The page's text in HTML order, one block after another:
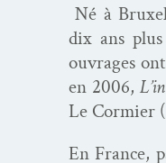
Né à
dix ans
ouvrages
en 2006,
Le Cormi­er
En France,